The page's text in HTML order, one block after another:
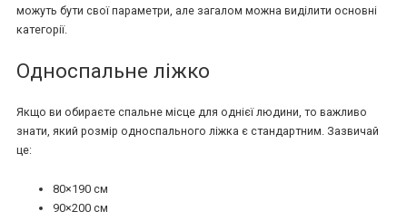
можуть бути свої параметри, але загалом можна виділити основні
категорії.
Односпальне ліжко
Якщо ви обираєте спальне місце для однієї людини, то важливо
знати, який розмір односпального ліжка є стандартним. Зазвичай
це:
80×190 см
90×200 см